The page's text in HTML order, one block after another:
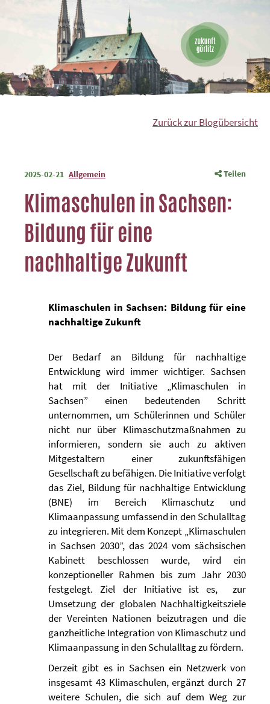
Zurück zur Blogübersicht
2025-02-21 Allgemein Teilen
Klimaschulen in Sachsen:
Bildung für eine
nachhaltige Zukunft
Klimaschulen in Sachsen: Bildung für eine
nachhaltige Zukunft
Der Bedarf an Bildung für nachhaltige
Entwicklung wird immer wichtiger. Sachsen
hat mit der Initiative „Klimaschulen in
Sachsen” einen bedeutenden Schritt
unternommen, um Schülerinnen und Schüler
nicht nur über Klimaschutzmaßnahmen zu
informieren, sondern sie auch zu aktiven
Mitgestaltern einer zukunftsfähigen
Gesellschaft zu befähigen. Die Initiative verfolgt
das Ziel, Bildung für nachhaltige Entwicklung
(BNE) im Bereich Klimaschutz und
Klimaanpassung umfassend in den Schulalltag
zu integrieren. Mit dem Konzept „Klimaschulen
in Sachsen 2030”, das 2024 vom sächsischen
Kabinett beschlossen wurde, wird ein
konzeptioneller Rahmen bis zum Jahr 2030
festgelegt. Ziel der Initiative ist es, zur
Umsetzung der globalen Nachhaltigkeitsziele
der Vereinten Nationen beizutragen und die
ganzheitliche Integration von Klimaschutz und
Klimaanpassung in den Schulalltag zu fördern.
Derzeit gibt es in Sachsen ein Netzwerk von
insgesamt 43 Klimaschulen, ergänzt durch 27
weitere Schulen, die sich auf dem Weg zur